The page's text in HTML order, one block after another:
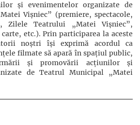
şi evenimentelor organizate de
Vișniec” (premiere, spectacole,
Zilele Teatrului „Matei Vișniec”,
etc.). Prin participarea la aceste
noștri își exprimă acordul ca
filmate să apară în spațiul public,
și promovării acţiunilor şi
de Teatrul Municipal „Matei